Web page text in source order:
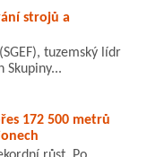
strojů a
tuzemský lídr
Skupiny...
172 500 metrů